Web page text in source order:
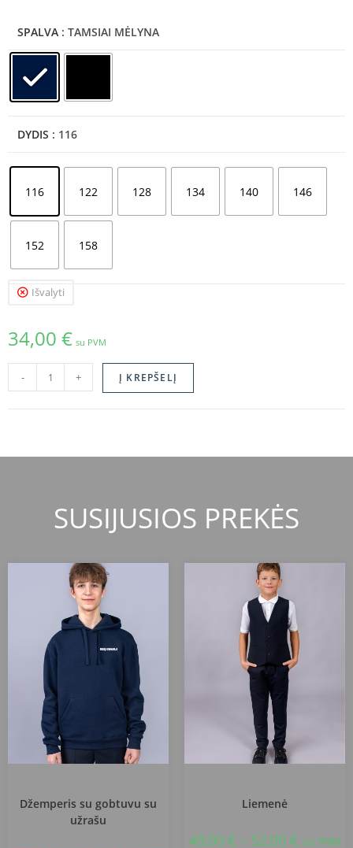
SPALVA : TAMSIAI MĖLYNA
DYDIS : 116
116 122 128 134 140 146
152 158
Išvalyti
34,00 € su PVM
- + Į KREPŠELĮ
SUSIJUSIOS PREKĖS
Džemperis su gobtuvu su
užrašu
Liemenė
49,00 € – 52,00 € su PVM